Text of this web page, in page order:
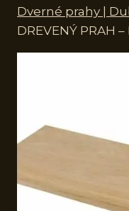
Dverné prahy |
DREVENÝ PRAH